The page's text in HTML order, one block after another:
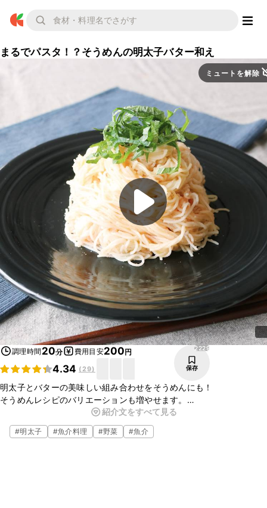
まるでパスタ！？そうめんの明太子バター和え
ミュートを解除
調理時間 20分 費用目安200円
4.34 (29)
2229
保存
明太子とバターの美味しい組み合わせをそうめんにも！
そうめんレシピのバリエーションも増やせます。
大葉の香りと明太子バターでとっても美味しくそうめんを食べること
ができますよ。
ランチにも、晩ご飯にも、ぜひ作ってみて下さいね。
紹介文をすべて見る
#明太子 #魚介料理 #野菜 #魚介